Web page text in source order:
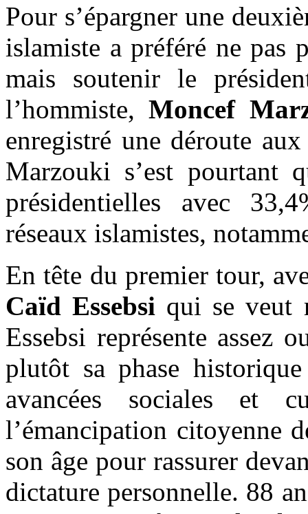
Pour s’épargner une
islamiste a préféré ne pas
mais soutenir le
l’hommiste,Moncef
enregistré une déroute
Marzouki s’est pourtant
présidentielles avec
réseaux islamistes,
En tête du premier tour,
Caïd Essebsi qui se veut
Essebsi représente assez
plutôt sa phase
avancées sociales et
l’émancipation citoyenne
son âge pour rassurer
dictature personnelle. 88